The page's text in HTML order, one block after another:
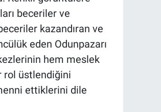
beceriler ve
kazandıran ve
eden Odunpazarı
hem meslek
rol üstlendiğini
ettiklerini dile